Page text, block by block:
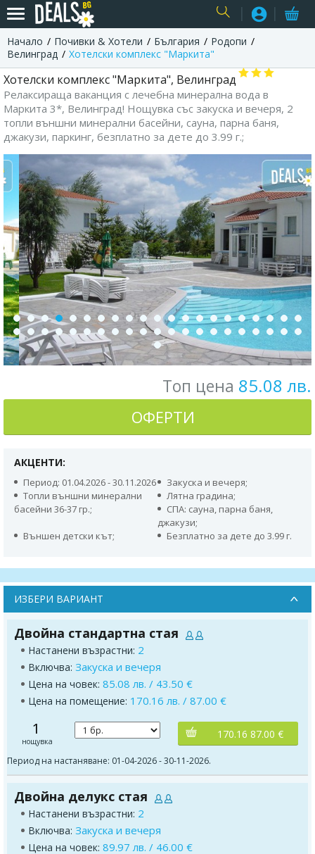
Начало Почивки & Хотели България
Родопи
Велинград
Хотелски комплекс "Маркита"
Хотелски комплекс "Маркита", Велинград
Релаксираща ваканция с лечебна минерална вода в
Маркита 3*, Велинград! Нощувка със закуска и вечеря, 2
топли външни минерални басейни, сауна, парна баня,
джакузи, паркинг, безплатно за дете до 3.99 г.;
Топ цена 85.08 лв.
ОФЕРТИ
АКЦЕНТИ:
Период: 01.04.2026 - 30.11.2026
Закуска и вечеря;
Топли външни минерални
басейни 36-37 гр.;
Лятна градина;
СПА: сауна, парна баня,
джакузи;
Външен детски кът;
Безплатно за дете до 3.99 г.
ИЗБЕРИ ВАРИАНТ
Двойна стандартна стая
Настанени възрастни: 2
Включва: Закуска и вечеря
Цена на човек: 85.08 лв. / 43.50 €
Цена на помещение: 170.16 лв. / 87.00 €
1
нощувка
170.16 87.00 €
Период на настаняване: 01-04-2026 - 30-11-2026.
Двойна делукс стая
Настанени възрастни: 2
Включва: Закуска и вечеря
Цена на човек: 89.97 лв. / 46.00 €